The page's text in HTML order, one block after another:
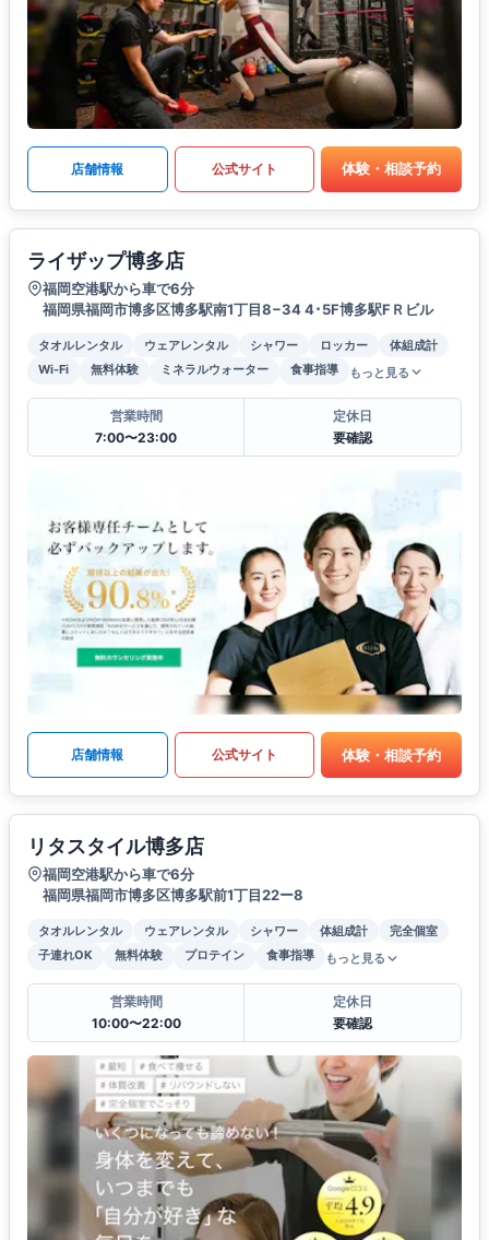
店舗情報 公式サイト 体験・相談予約
ライザップ博多店
福岡空港駅から車で6分
福岡県福岡市博多区博多駅南1丁目8−34 4･5F博多駅FＲビル
タオルレンタル ウェアレンタル シャワー ロッカー
体組成計
Wi-Fi
無料体験 ミネラルウォーター 食事指導 もっと見る
営業時間
7:00〜23:00
定休日
要確認
店舗情報 公式サイト 体験・相談予約
リタスタイル博多店
福岡空港駅から車で6分
福岡県福岡市博多区博多駅前1丁目22ー8
タオルレンタル ウェアレンタル シャワー 体組成計
完全個室
子連れOK
無料体験 プロテイン 食事指導 もっと見る
営業時間
10:00〜22:00
定休日
要確認